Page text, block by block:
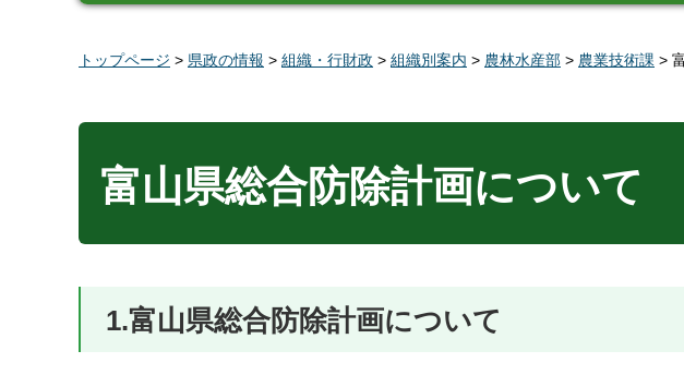
トップページ > 県政の情報 > 組織・行財政 > 組織別案内 > 農林水産部 > 農業技術課 >
富山県総合防除計画について
1.富山県総合防除計画について